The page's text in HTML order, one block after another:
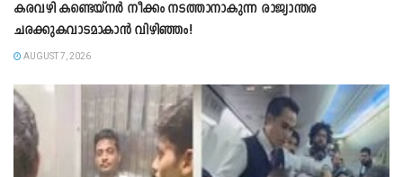
കരവഴി കണ്ടെയ്നർ നീക്കം നടത്താനാകുന്ന രാജ്യാന്തര
ചരക്കുകവാടമാകാൻ വിഴിഞ്ഞം!
AUGUST 7, 2026